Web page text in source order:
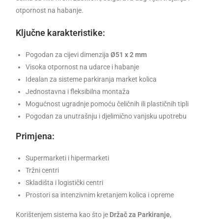
otpornost na habanje.
Ključne karakteristike:
Pogodan za cijevi dimenzijaØ51 x 2 mm
Visoka otpornost na udarce i habanje
Idealan za sisteme parkiranja market kolica
Jednostavna i fleksibilna montaža
Mogućnost ugradnje pomoću čeličnih ili plastičnih tipli
Pogodan za unutrašnju i djelimično vanjsku upotrebu
Primjena:
Supermarketi i hipermarketi
Tržni centri
Skladišta i logistički centri
Prostori sa intenzivnim kretanjem kolica i opreme
Korištenjem sistema kao što je Držač za Parkiranje,